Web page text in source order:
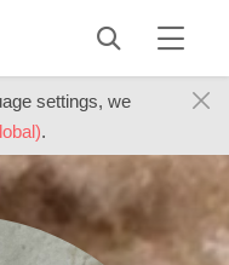
settings, we
.